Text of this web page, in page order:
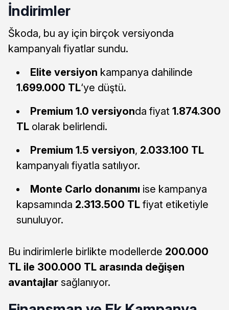
İndirimler
Škoda, bu ay için birçok versiyonda
kampanyalı fiyatlar sundu.
Elite versiyon kampanya dahilinde
1.699.000 TL‘ye düştü.
Premium 1.0 versiyonda fiyat 1.874.300
TL olarak belirlendi.
Premium 1.5 versiyon, 2.033.100 TL
kampanyalı fiyatla satılıyor.
Monte Carlo donanımı ise kampanya
kapsamında 2.313.500 TL fiyat etiketiyle
sunuluyor.
Bu indirimlerle birlikte modellerde 200.000
TL ile 300.000 TL arasında değişen
avantajlar sağlanıyor.